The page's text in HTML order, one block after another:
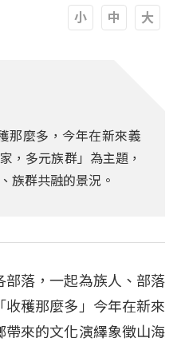
那麼多，今年在新來義
，多元族群」為主題，
族群共融的景況。
部落，一起為族人、部落
穫那麼多」今年在新來
帶來的文化演繹象徵山海